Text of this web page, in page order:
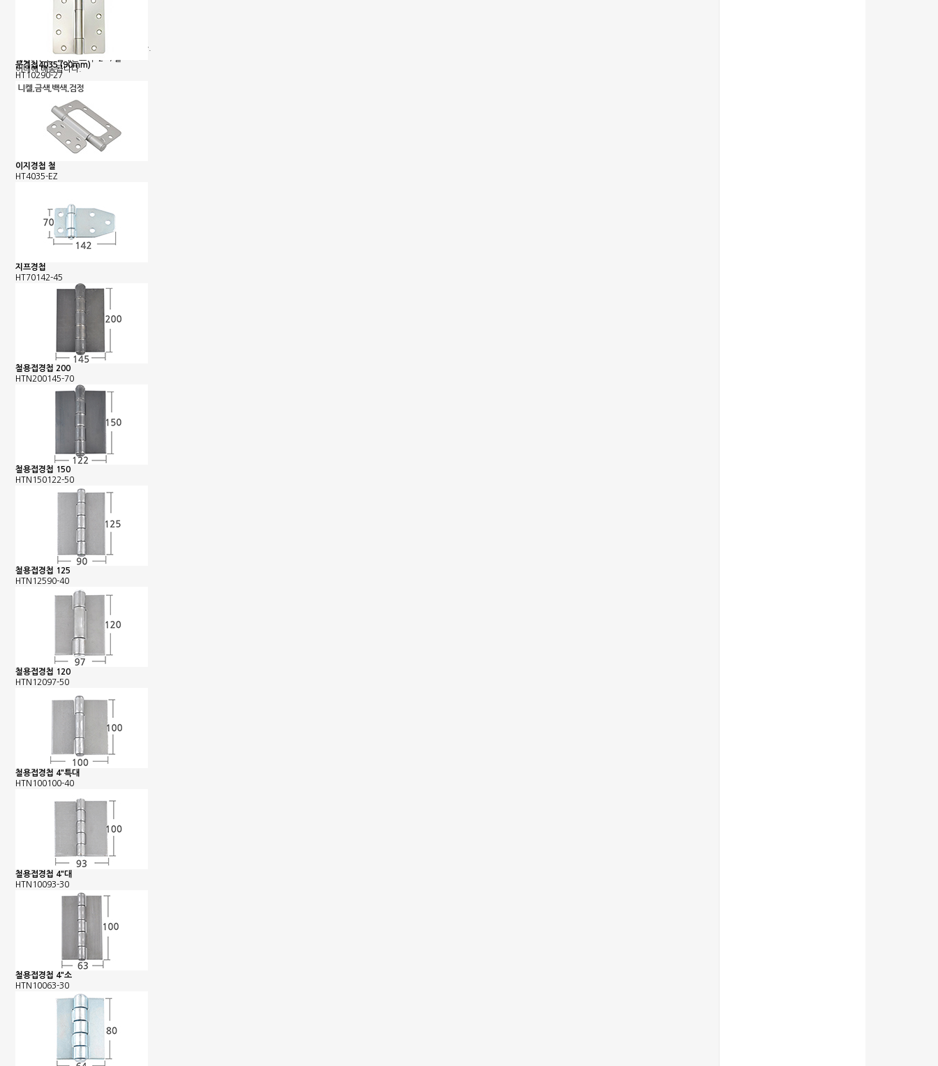
[대한통운] 평일 : 09:00 ~ 16:00
4시이전 당일 출고됩니다.
당일출고 안될 경우 연락 후 출고됩니다.
배송기간은 결제완료 후 2~7일
이내에 배송됩니다.
문경첩4035 (90mm)
HT10290-27
이지경첩 철
HT4035-EZ
지프경첩
HT70142-45
철용접경첩 200
HTN200145-70
철용접경첩 150
HTN150122-50
철용접경첩 125
HTN12590-40
철용접경첩 120
HTN12097-50
철용접경첩 4"특대
HTN100100-40
철용접경첩 4"대
HTN10093-30
철용접경첩 4"소
HTN10063-30